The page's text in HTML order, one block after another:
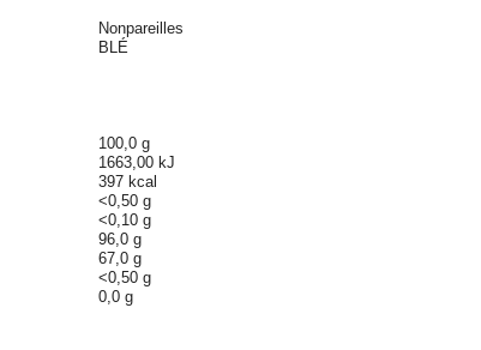
Nonpareilles
BLÉ
100,0 g
1663,00 kJ
397 kcal
<0,50 g
<0,10 g
96,0 g
67,0 g
<0,50 g
0,0 g